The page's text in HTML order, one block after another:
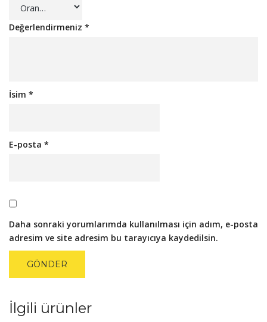
Değerlendirmeniz *
İsim *
E-posta *
Daha sonraki yorumlarımda kullanılması için adım, e-posta
adresim ve site adresim bu tarayıcıya kaydedilsin.
İlgili ürünler